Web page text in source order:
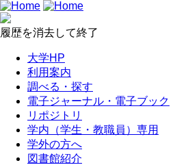
履歴を消去して終了
大学HP
利用案内
調べる・探す
電子ジャーナル・電子ブック
リポジトリ
学内（学生・教職員）専用
学外の方へ
図書館紹介